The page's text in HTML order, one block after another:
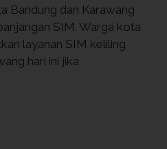
Bandung dan Karawang
SIM. Warga kota
layanan SIM keliling
hari ini jika